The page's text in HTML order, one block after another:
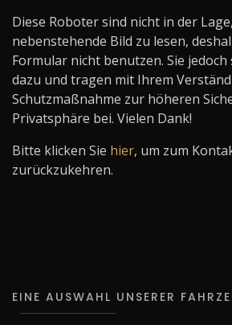
Diese Roboter sind nicht in der
nebenstehende Bild zu lesen,
Formular nicht benutzen. Sie jedoch
dazu und tragen mit Ihrem
Schutzmaßnahme zur höheren
Privatsphäre bei. Vielen Dank!
Bitte klicken Sie hier, um zum
zurückzukehren.
EINE AUSWAHL UNSERER